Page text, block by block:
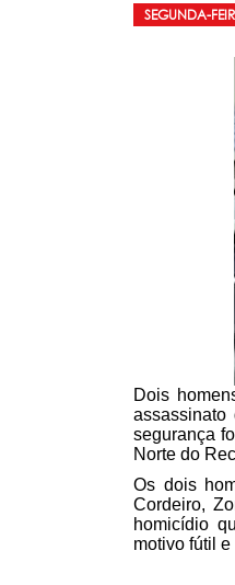
SEGUNDA-
Dois
segurança
Norte do
Os dois
Cordeiro,
homicídio
motivo fútil